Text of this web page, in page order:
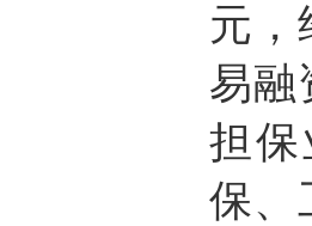
元，
易融
担
保、